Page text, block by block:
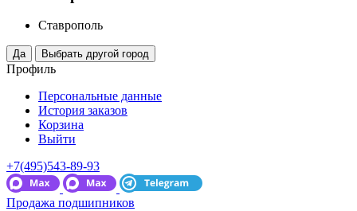
Ставрополь
Профиль
Персональные данные
История заказов
Корзина
Выйти
+7(495)543-89-93
Продажа подшипников